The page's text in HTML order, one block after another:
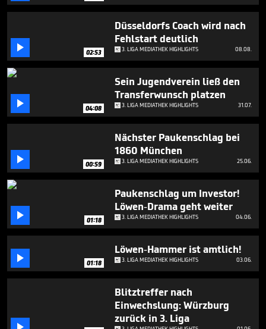
minutes,
17
 02:53
Düsseldorfs Coach wird nach
Fehlstart deutlich
3. LIGA MEDIATHEK HIGHLIGHTS 08.08.
 04:08
Sein Jugendverein ließ den
Transferwunsch platzen
3. LIGA MEDIATHEK HIGHLIGHTS 31.07.
 00:59
Nächster Paukenschlag bei
1860 München
3. LIGA MEDIATHEK HIGHLIGHTS 25.06.
 01:18
Paukenschlag um Investor!
Löwen-Drama geht weiter
3. LIGA MEDIATHEK HIGHLIGHTS 04.06.
 01:18
Löwen-Hammer ist amtlich!
3. LIGA MEDIATHEK HIGHLIGHTS 03.06.
Blitztreffer nach
Einwechslung: Würzburg
zurück in 3. Liga